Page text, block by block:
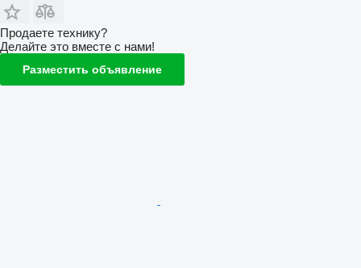
Продаете технику?
Делайте это вместе с нами!
Разместить объявление